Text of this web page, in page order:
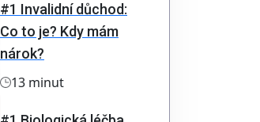
#1 Invalidní důchod:
Co to je? Kdy mám
nárok?
13 minut